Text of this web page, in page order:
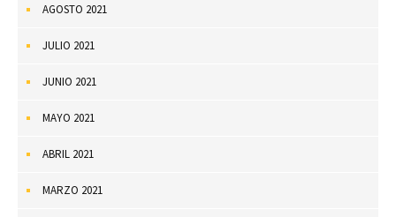
AGOSTO 2021
JULIO 2021
JUNIO 2021
MAYO 2021
ABRIL 2021
MARZO 2021